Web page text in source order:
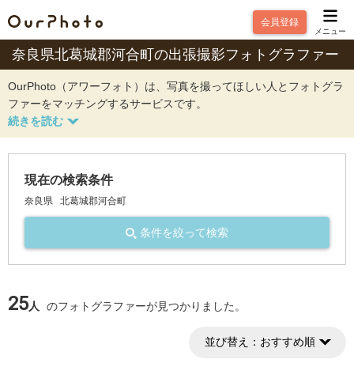
会員登録
メニュー
奈良県北葛城郡河合町の出張撮影フォトグラファー
OurPhoto（アワーフォト）は、写真を撮ってほしい人とフォトグラ
ファーをマッチングするサービスです。
現在の検索条件
奈良県 北葛城郡河合町
条件を絞って検索
25人 のフォトグラファーが見つかりました。
並び替え： おすすめ順